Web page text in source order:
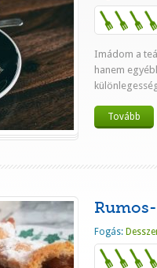
Imádom a
hanem
Tovább
Fogás: